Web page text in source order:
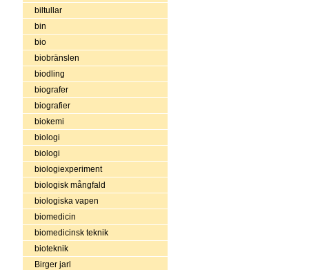
biltullar
bin
bio
biobränslen
biodling
biografer
biografier
biokemi
biologi
biologi
biologiexperiment
biologisk mångfald
biologiska vapen
biomedicin
biomedicinsk teknik
bioteknik
Birger jarl